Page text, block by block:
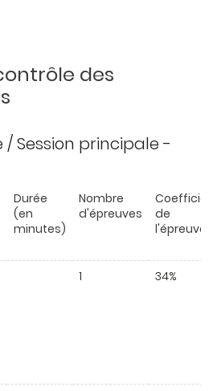
des
Session principale -
Durée
(en
minutes)
Nombre
d'épreuves
de
l'épreuve
1 34%